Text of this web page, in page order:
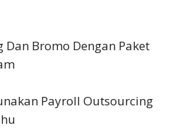
Dan Bromo Dengan Paket
Payroll Outsourcing